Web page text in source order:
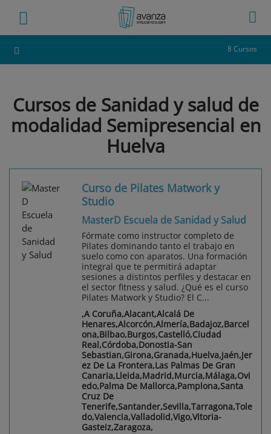
8 Cursos
Cursos de Sanidad y salud de
modalidad Semipresencial en
Huelva
Curso de Pilates Matwork y
Studio
MasterD Escuela de Sanidad y Salud
Fórmate como instructor completo de
Pilates dominando tanto el trabajo en
suelo como con aparatos. Una formación
integral que te permitirá adaptar
sesiones a distintos perfiles y destacar en
el sector fitness y salud. ¿Qué es el curso
Pilates Matwork y Studio? El C...
,A Coruña,Alacant,Alcalá De
Henares,Alcorcón,Almería,Badajoz,Barcel
ona,Bilbao,Burgos,Castelló,Ciudad
Real,Córdoba,Donostia-San
Sebastian,Girona,Granada,Huelva,Jaén,Jer
ez De La Frontera,Las Palmas De Gran
Canaria,Lleida,Madrid,Murcia,Málaga,Ovi
edo,Palma De Mallorca,Pamplona,Santa
Cruz De
Tenerife,Santander,Sevilla,Tarragona,Tole
do,Valencia,Valladolid,Vigo,Vitoria-
Gasteiz,Zaragoza,